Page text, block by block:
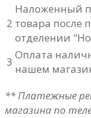
2
Наложенный
товара после
отделении
3
Оплата
нашем
** Платежные
магазина по